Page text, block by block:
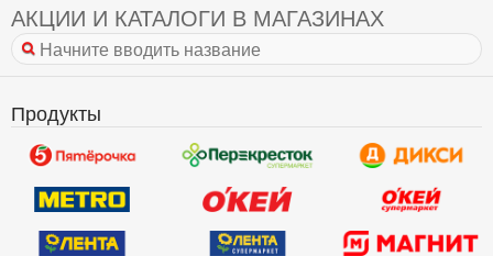
АКЦИИ И КАТАЛОГИ В МАГАЗИНАХ
Продукты